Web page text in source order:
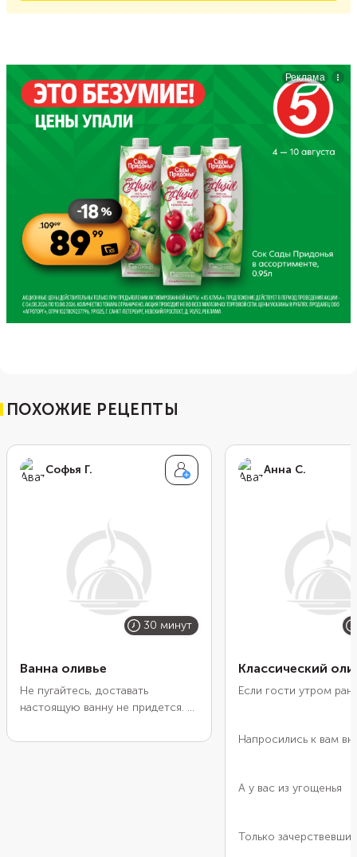
ПОХОЖИЕ РЕЦЕПТЫ
Софья Г.
30 минут
Ванна оливье
Не пугайтесь, доставать
настоящую ванну не придется. В
небольшими формочками. Их
Анна С.
Классический
Если гости утром
Напросились к вам
А у вас из угощенья
Только